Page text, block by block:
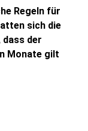
Regeln für
sich die
der
Monate gilt